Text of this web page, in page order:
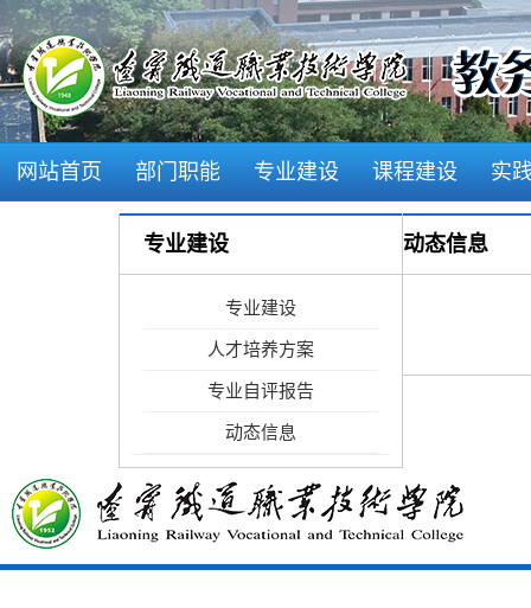
网站首页 部门职能 专业建设 课程建设 实
专业建设
专业建设
人才培养方案
专业自评报告
动态信息
动态信息